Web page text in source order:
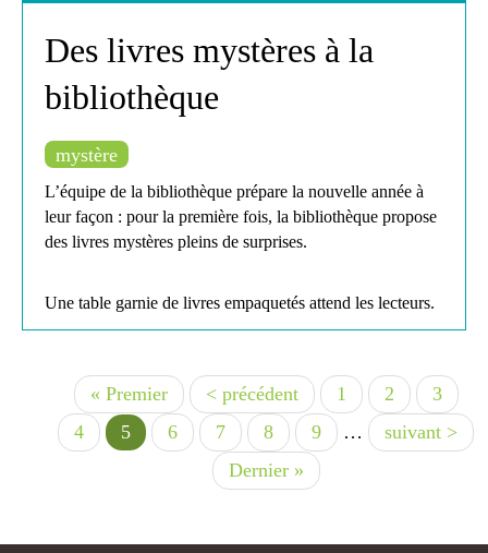
Des livres mystères à la
bibliothèque
mystère
L’équipe de la bibliothèque prépare la nouvelle année à
leur façon : pour la première fois, la bibliothèque propose
des livres mystères pleins de surprises.
Une table garnie de livres empaquetés attend les lecteurs.
Il s’agit de livres mystères. Cinq indices sont indiqués sur
savent pas de quel livre il s’agit jusqu’à ce qu’ils le
développent chez eux.
L’objectif ? Ne pas influencer le lecteur à travers une
photo et de rendre les livres plus attractifs en s’appuyant
Première
page
« Premier
Page
précédente
< précédent Page
1 Page
2 Page
3
Page
4
Page
courante
5 Page
6 Page
7 Page
8 Page
9 …
Page
suivante
suivant >
Dernière
page
Dernier »